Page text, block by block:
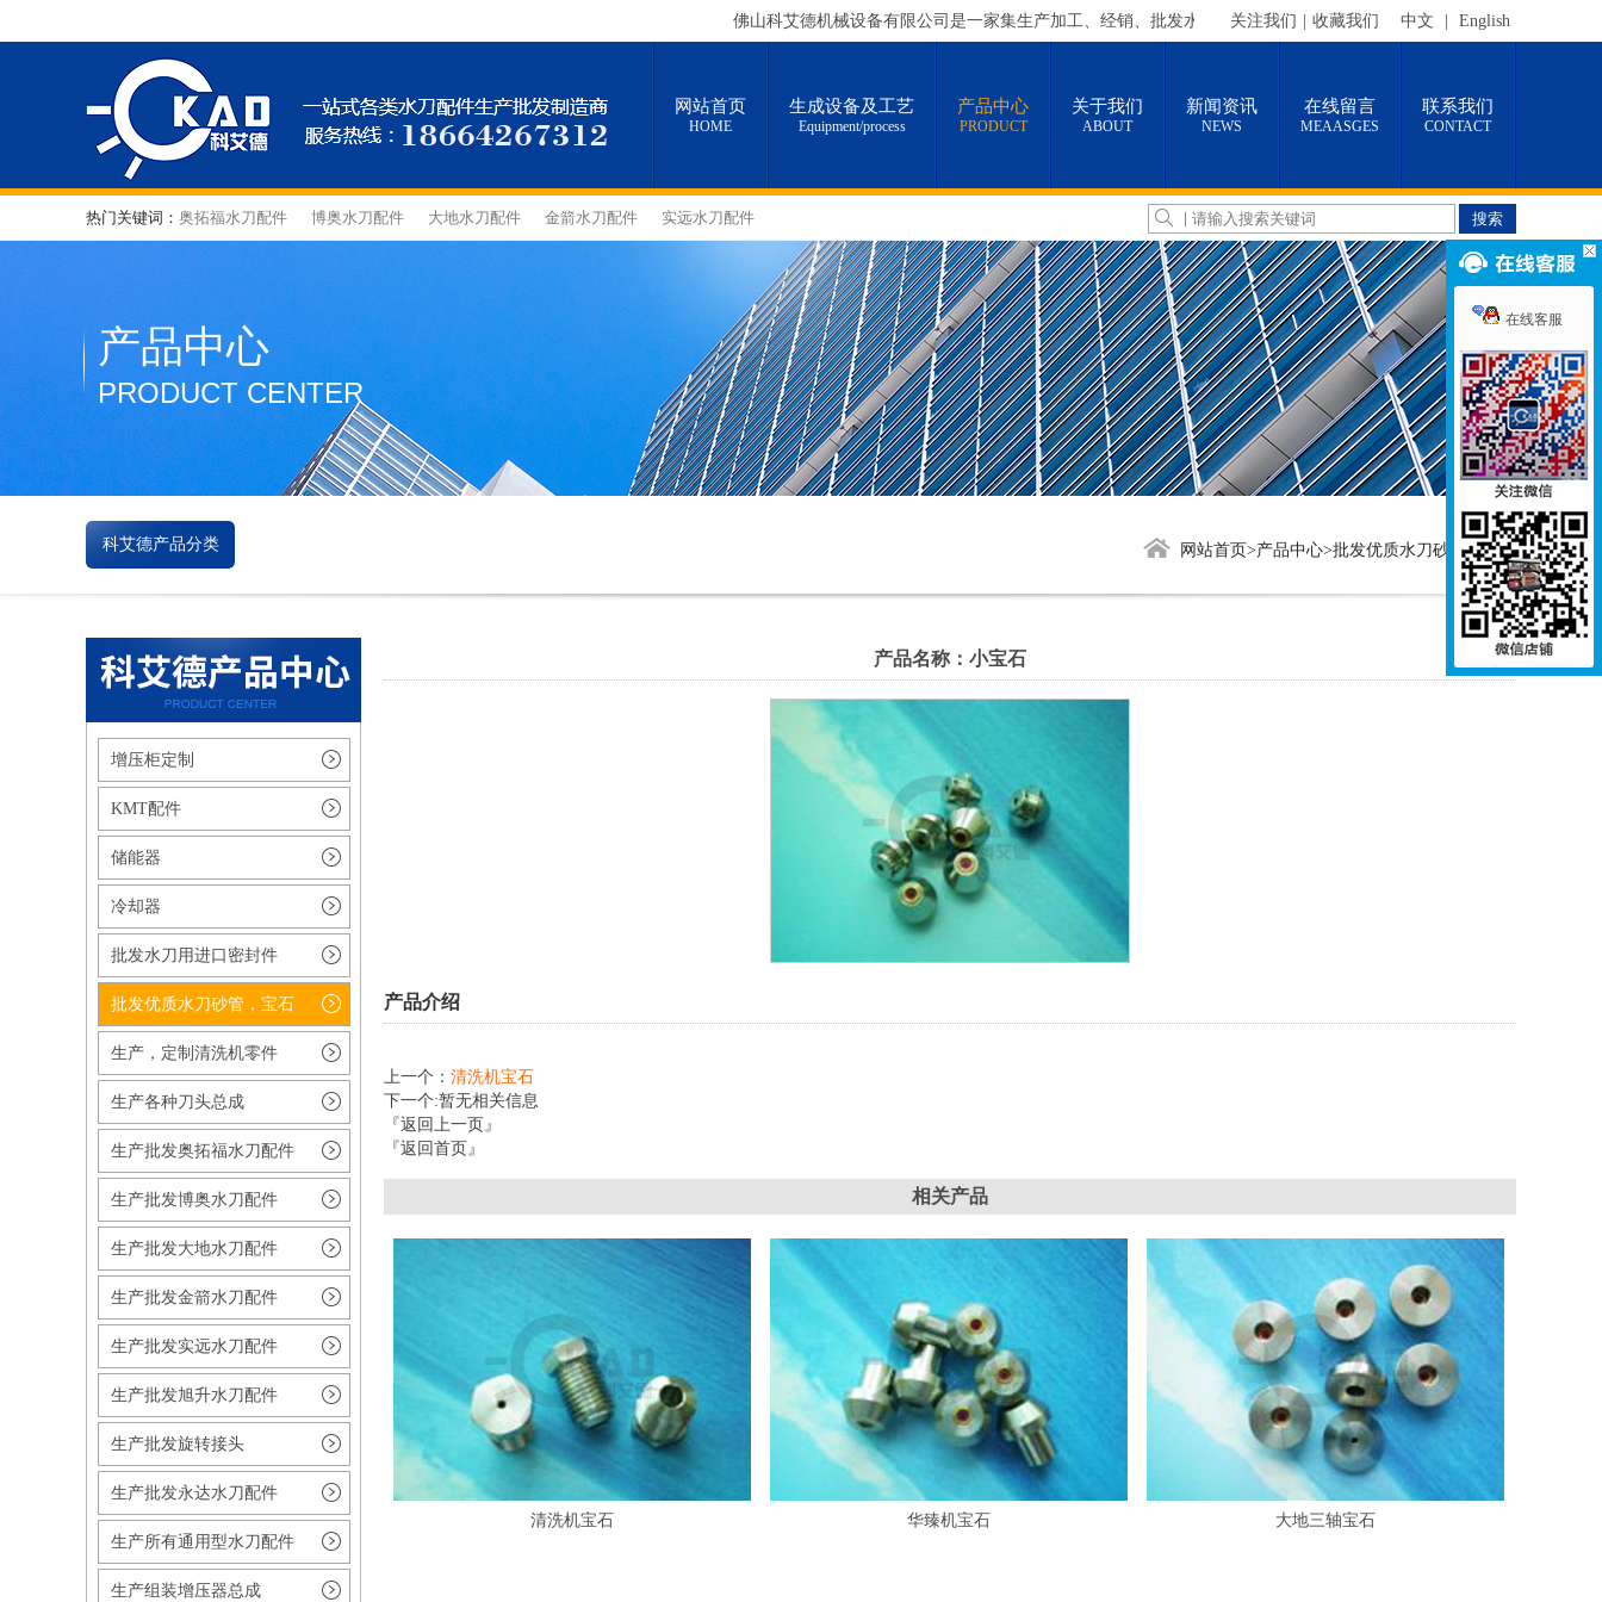
佛山科艾德机械设备有限公司是一家集生产加工、经销、批发水刀配件的有限责任公司，水刀增压器总成、刀头总成及各
关注我们 收藏我们 中文 English
网站首页
HOME
生成设备及工艺
Equipment/process
产品中心
PRODUCT
关于我们
ABOUT
新闻资讯
NEWS
在线留言
MEAASGES
联系我们
CONTACT
热门关键词： 奥拓福水刀配件 博奥水刀配件 大地水刀配件 金箭水刀配件 实远水刀配件
产品中心
PRODUCT CENTER
科艾德产品分类 网站首页>产品中心>批发优质水刀砂管，宝石
增压柜定制
KMT配件
储能器
冷却器
批发水刀用进口密封件
批发优质水刀砂管，宝石
生产，定制清洗机零件
生产各种刀头总成
生产批发奥拓福水刀配件
生产批发博奥水刀配件
生产批发大地水刀配件
生产批发金箭水刀配件
生产批发实远水刀配件
生产批发旭升水刀配件
生产批发旋转接头
生产批发永达水刀配件
生产所有通用型水刀配件
生产组装增压器总成
产品名称：小宝石
产品介绍
上一个： 清洗机宝石
下一个:暂无相关信息
『返回上一页』
『返回首页』
相关产品
清洗机宝石 华臻机宝石 大地三轴宝石
在线客服